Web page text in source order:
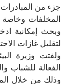
جزء من المبادرات
المخلفات وخاصة
وبحث إمكانية
لتقليل غازات
ولفتت وزيرة
وذلك من خلال